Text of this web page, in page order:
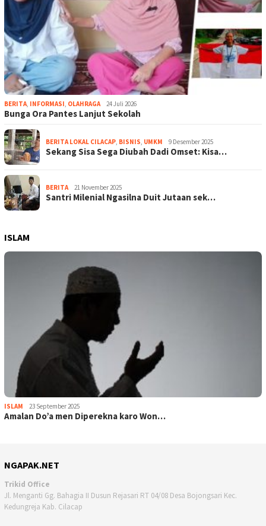
BERITA, INFORMASI, OLAHRAGA 24 Juli 2026
Bunga Ora Pantes Lanjut Sekolah
BERITA LOKAL CILACAP, BISNIS, UMKM 9 Desember 2025
Sekang Sisa Sega Diubah Dadi Omset: Kisa…
BERITA 21 November 2025
Santri Milenial Ngasilna Duit Jutaan sek…
ISLAM
ISLAM 23 September 2025
Amalan Do’a men Diperekna karo Won…
NGAPAK.NET
Trikid Office
Jl. Menganti Gg. Bahagia II Dusun Rejasari RT 04/08 Desa Bojongsari Kec.
Kedungreja Kab. Cilacap